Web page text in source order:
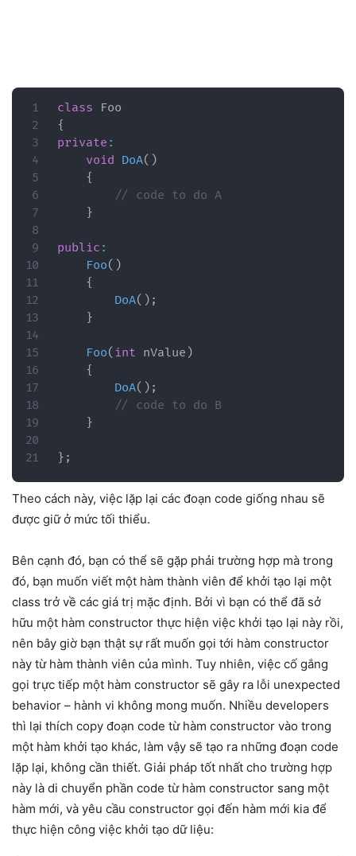
class
Foo
{
private :
void DoA( )
{
// code to do A
}
public :
Foo( )
{
DoA( ) ;
}
Foo( int nValue )
{
DoA( ) ;
// code to do B
}
} ;
Theo cách này, việc lặp lại các đoạn code giống nhau sẽ
được giữ ở mức tối thiểu.
Bên cạnh đó, bạn có thể sẽ gặp phải trường hợp mà trong
đó, bạn muốn viết một hàm thành viên để khởi tạo lại một
class trở về các giá trị mặc định. Bởi vì bạn có thể đã sở
hữu một hàm constructor thực hiện việc khởi tạo lại này rồi,
nên bây giờ bạn thật sự rất muốn gọi tới hàm constructor
này từ hàm thành viên của mình. Tuy nhiên, việc cố gắng
gọi trực tiếp một hàm constructor sẽ gây ra lỗi unexpected
behavior – hành vi không mong muốn. Nhiều developers
thì lại thích copy đoạn code từ hàm constructor vào trong
một hàm khởi tạo khác, làm vậy sẽ tạo ra những đoạn code
lặp lại, không cần thiết. Giải pháp tốt nhất cho trường hợp
này là di chuyển phần code từ hàm constructor sang một
hàm mới, và yêu cầu constructor gọi đến hàm mới kia để
thực hiện công việc khởi tạo dữ liệu: